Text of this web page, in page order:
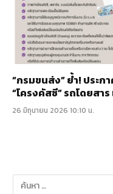
“กรมขนส่ง” ย้ำ! ประก
“โครงคัสซี” รถโดยสาร
26 มิถุนายน 2026 10:10 น.